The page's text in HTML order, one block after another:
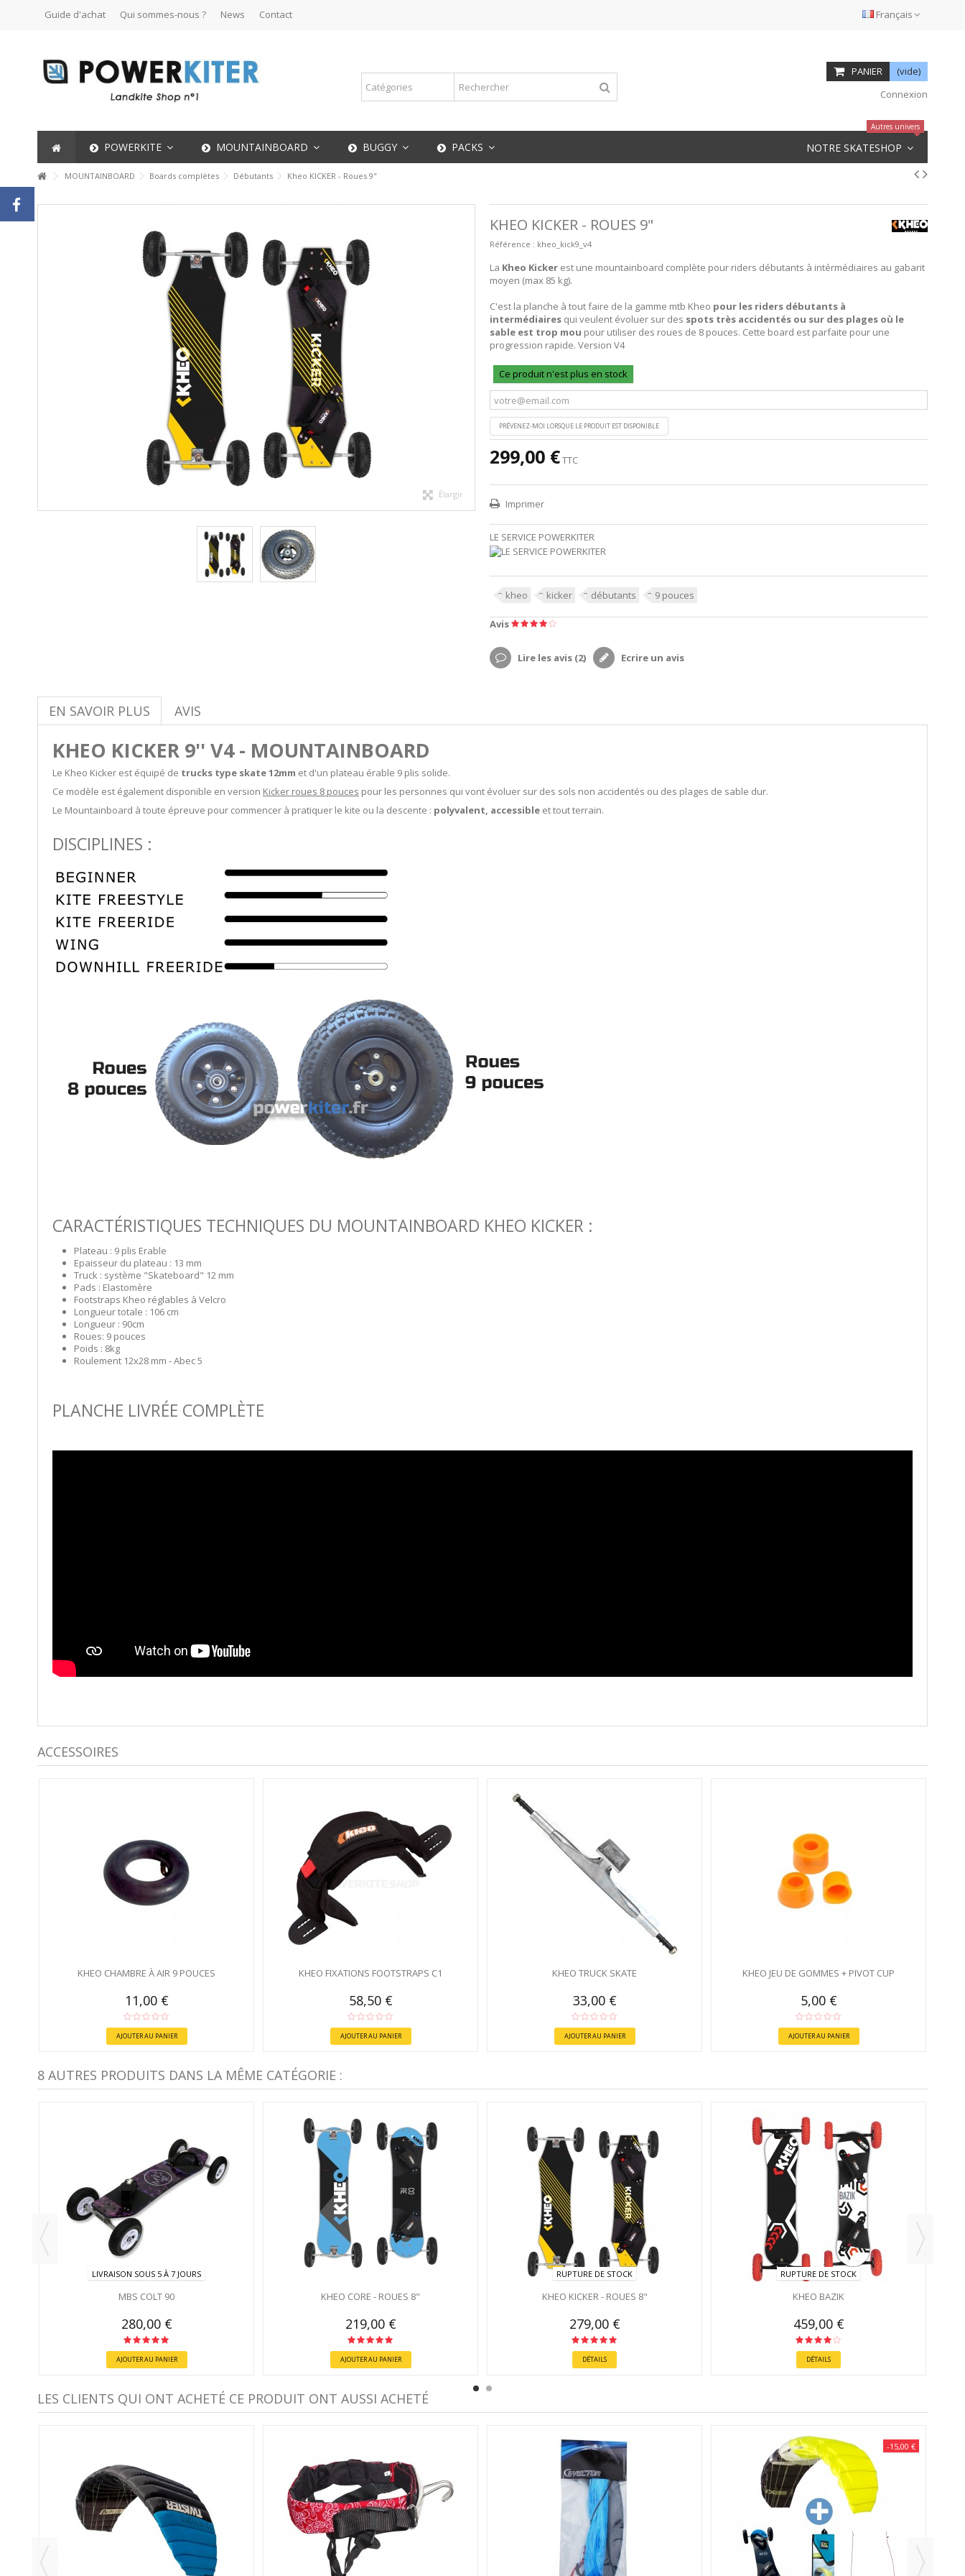
Français
Guide d'achat Qui sommes-nous ? News Contact
PANIER
(vide)
Connexion
POWERKITE MOUNTAINBOARD BUGGY PACKS NOTRE SKATESHOP
Autres univers
MOUNTAINBOARD Boards complètes Débutants Kheo KICKER - Roues 9"
Élargir
KHEO KICKER - ROUES 9"
Référence : kheo_kick9_v4
La Kheo Kicker est une mountainboard complète pour riders débutants à intérmédiaires au gabarit
moyen (max 85 kg).
C'est la planche à tout faire de la gamme mtb Kheo pour les riders débutants à
intermédiaires qui veulent évoluer sur des spots très accidentés ou sur des plages où le
sable est trop mou pour utiliser des roues de 8 pouces. Cette board est parfaite pour une
progression rapide. Version V4
Ce produit n'est plus en stock
PRÉVENEZ-MOI LORSQUE LE PRODUIT EST DISPONIBLE
299,00 €TTC
Imprimer
LE SERVICE POWERKITER
kheo kicker débutants 9 pouces
Avis
Lire les avis (2) Ecrire un avis
EN SAVOIR PLUS AVIS
KHEO KICKER 9'' V4 - MOUNTAINBOARD
Le Kheo Kicker est équipé de trucks type skate 12mm et d'un plateau érable 9 plis solide.
Ce modèle est également disponible en version Kicker roues 8 pouces pour les personnes qui vont évoluer sur des sols non accidentés ou des plages de sable dur.
Le Mountainboard à toute épreuve pour commencer à pratiquer le kite ou la descente : polyvalent, accessible et tout terrain.
DISCIPLINES :
CARACTÉRISTIQUES TECHNIQUES DU MOUNTAINBOARD KHEO KICKER :
Plateau : 9 plis Erable
Epaisseur du plateau : 13 mm
Truck : système "Skateboard" 12 mm
Pads : Elastomère
Footstraps Kheo réglables à Velcro
Longueur totale : 106 cm
Longueur : 90cm
Roues: 9 pouces
Poids : 8kg
Roulement 12x28 mm - Abec 5
PLANCHE LIVRÉE COMPLÈTE
ACCESSOIRES
KHEO CHAMBRE À AIR 9 POUCES
11,00 €
AJOUTER AU PANIER
KHEO FIXATIONS FOOTSTRAPS C1
58,50 €
AJOUTER AU PANIER
KHEO TRUCK SKATE
33,00 €
AJOUTER AU PANIER
KHEO JEU DE GOMMES + PIVOT CUP
5,00 €
AJOUTER AU PANIER
8 AUTRES PRODUITS DANS LA MÊME CATÉGORIE :
LIVRAISON SOUS 5 À 7 JOURS
MBS COLT 90
280,00 €
AJOUTER AU PANIER
KHEO CORE - ROUES 8"
219,00 €
AJOUTER AU PANIER
RUPTURE DE STOCK
KHEO KICKER - ROUES 8"
279,00 €
DÉTAILS
RUPTURE DE STOCK
KHEO BAZIK
459,00 €
DÉTAILS
LES CLIENTS QUI ONT ACHETÉ CE PRODUIT ONT AUSSI ACHETÉ
-15,00 €